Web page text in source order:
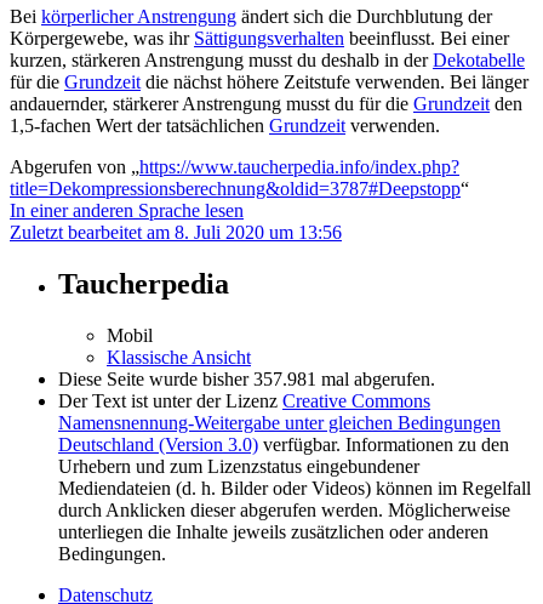
Bei körperlicher Anstrengung ändert sich die Durchblutung der
Körpergewebe, was ihr Sättigungsverhalten beeinflusst. Bei einer
kurzen, stärkeren Anstrengung musst du deshalb in derDekotabelle
für die Grundzeit die nächst höhere Zeitstufe verwenden. Bei länger
andauernder, stärkerer Anstrengung musst du für die Grundzeit den
1,5-fachen Wert der tatsächlichen Grundzeit verwenden.
Abgerufen von „https://www.taucherpedia.info/index.php?
title=Dekompressionsberechnung&oldid=3787#Deepstopp“
In einer anderen Sprache lesen
Zuletzt bearbeitet am 8. Juli 2020 um 13:56
Taucherpedia
Mobil
Klassische Ansicht
Diese Seite wurde bisher 357.981 mal abgerufen.
Der Text ist unter der Lizenz Creative Commons
Namensnennung-Weitergabe unter gleichen Bedingungen
Deutschland (Version 3.0) verfügbar. Informationen zu den
Urhebern und zum Lizenzstatus eingebundener
Mediendateien (d. h. Bilder oder Videos) können im Regelfall
durch Anklicken dieser abgerufen werden. Möglicherweise
unterliegen die Inhalte jeweils zusätzlichen oder anderen
Bedingungen.
Datenschutz